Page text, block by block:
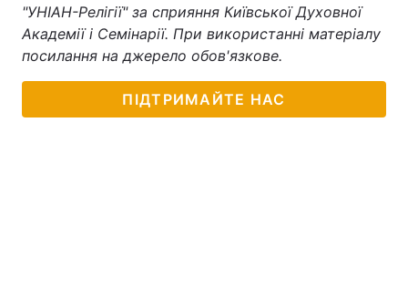
"УНІАН-Релігії" за сприяння Київської Духовної
Академії і Семінарії. При використанні матеріалу
посилання на джерело обов'язкове.
ПІДТРИМАЙТЕ НАС